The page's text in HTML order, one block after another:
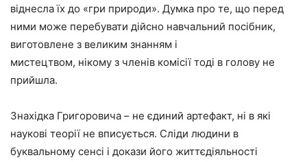
віднесла їх до «гри природи». Думка про те, що перед
ними може перебувати дійсно навчальний посібник,
виготовлене з великим знанням і
мистецтвом, нікому з членів комісії тоді в голову не
прийшла.
Знахідка Григоровича – не єдиний артефакт, ні в які
наукові теорії не вписується. Сліди людини в
буквальному сенсі і докази його життєдіяльності